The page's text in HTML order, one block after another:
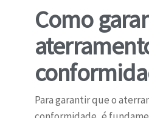
Como
Para garantir que o